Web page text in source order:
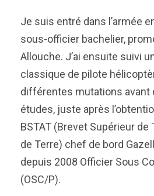
Je suis entré dans l’armée
sous-officier bachelier,
Allouche. J’ai ensuite suivi
classique de pilote
différentes mutations avant
études, juste après
BSTAT (Brevet Supérieur de
de Terre) chef de bord
depuis 2008 Officier Sous
(OSC/P).